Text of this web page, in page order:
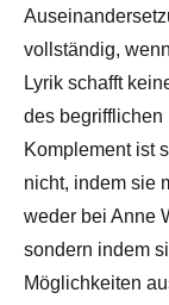
vollständig,
Lyrik schafft
des begrifflichen
Komplement ist
nicht, indem sie
weder bei Anne
sondern indem
Möglichkeiten